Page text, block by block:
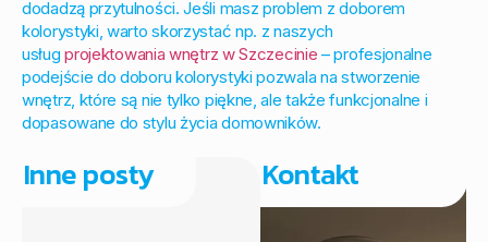
dodadzą przytulności. Jeśli masz problem z doborem
kolorystyki, warto skorzystać np. z naszych
usługprojektowania wnętrz w Szczecinie – profesjonalne
podejście do doboru kolorystyki pozwala na stworzenie
wnętrz, które są nie tylko piękne, ale także funkcjonalne i
dopasowane do stylu życia domowników.
Inne posty Kontakt